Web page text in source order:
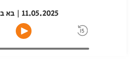
11.05.2025 | בא בביט